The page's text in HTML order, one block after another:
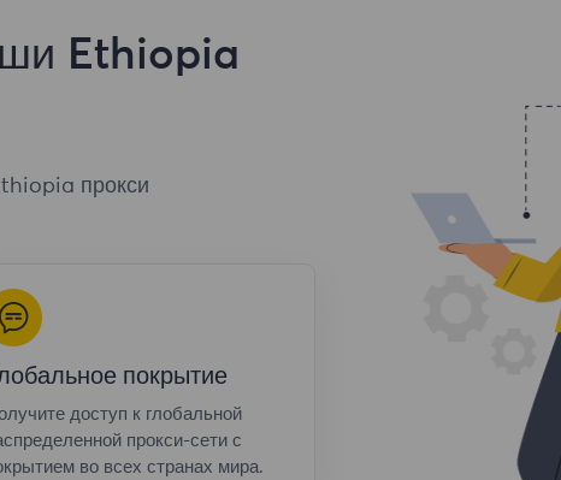
Ethiopia
прокси
покрытие
доступ к глобальной
прокси-сети с
во всех странах мира.